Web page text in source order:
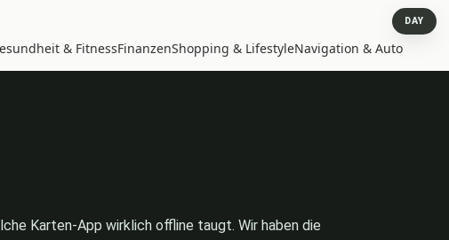
& FitnessFinanzenShopping & LifestyleNavigation & Auto
DAY
Karten-App wirklich offline taugt. Wir haben die